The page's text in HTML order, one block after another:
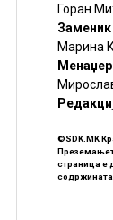
Горан
Заменик
Марина
©SDK.MK
страница е